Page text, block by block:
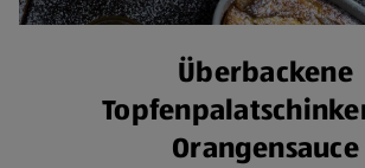
Überbackene
Orangensauce